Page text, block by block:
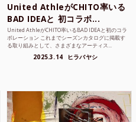
United AthleがCHITO率いる
BAD IDEAと 初コラボ...
United AthleがCHITO率いるBAD IDEAと初のコラ
ボレーション これまでシーズンカタログに掲載す
る取り組みとして、さまざまなアーティス...
2025.3.14 ヒラバヤシ